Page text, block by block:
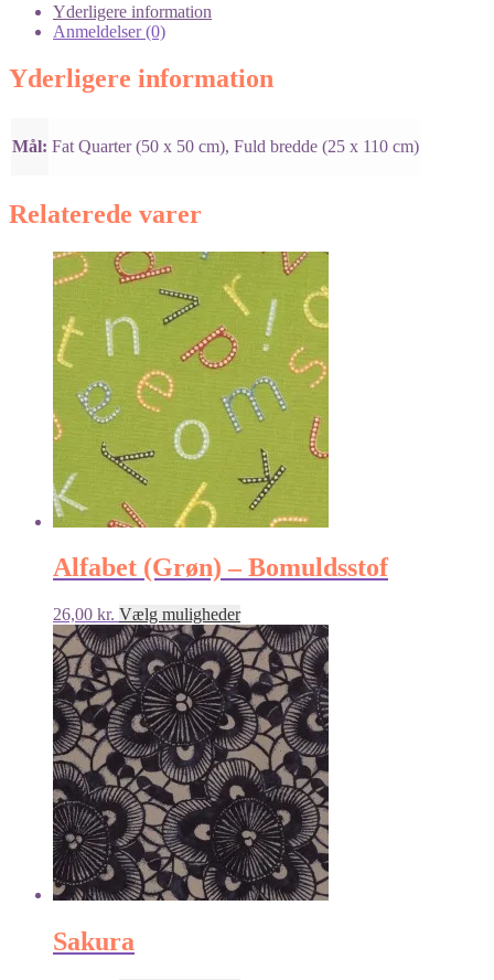
Yderligere information
Anmeldelser (0)
Yderligere information
Mål: Fat Quarter (50 x 50 cm), Fuld bredde (25 x 110 cm)
Relaterede varer
Alfabet (Grøn) – Bomuldsstof
26,00 kr. Vælg mulighederDette
vare
har
flere
varianter.
Mulighederne
kan
vælges
på
varesiden
Sakura